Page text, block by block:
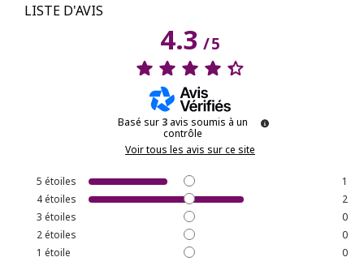
LISTE D'AVIS
4.3/5
Basé sur 3 avis soumis à un
contrôle
Voir tous les avis sur ce site
5 étoiles
1
4étoiles
2
3 étoiles
0
2étoiles
0
1 étoile 0